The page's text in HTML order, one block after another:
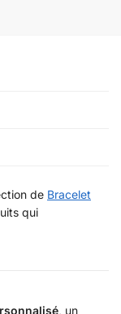
de Bracelet
qui
, un